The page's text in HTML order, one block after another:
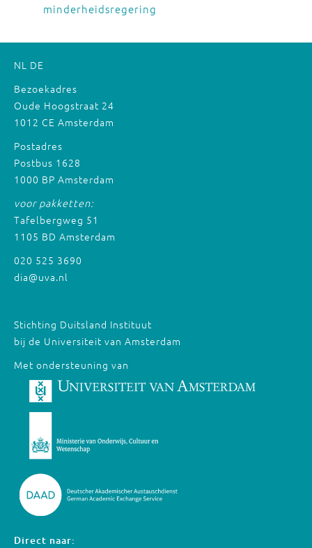
minderheidsregering
NL DE
Bezoekadres
Oude Hoogstraat 24
1012 CE Amsterdam
Postadres
Postbus 1628
1000 BP Amsterdam
voor pakketten:
Tafelbergweg 51
1105 BD Amsterdam
020 525 3690
dia@uva.nl
Stichting Duitsland Instituut
bij de Universiteit van Amsterdam
Met ondersteuning van
Direct naar: